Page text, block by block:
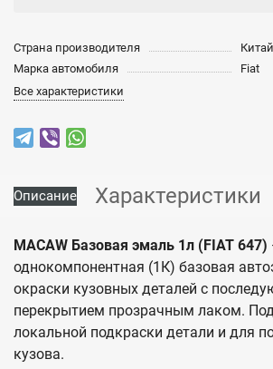
Страна производителя
Китай
Марка автомобиля
Fiat
Все характеристики
Описание Характеристики
MACAW Базовая эмаль 1л (FIAT 647)
однокомпонентная (1К) базовая
окраски кузовных деталей с
перекрытием прозрачным лаком.
локальной подкраски детали и для
кузова.